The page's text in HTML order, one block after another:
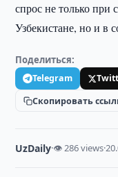
спрос не только при
Узбекистане, но и в
Поделиться:
Telegram
Скопировать
UzDaily·👁 286 views·